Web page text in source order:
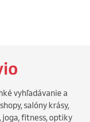
vyhľadávanie a
salóny krásy,
fitness, optiky